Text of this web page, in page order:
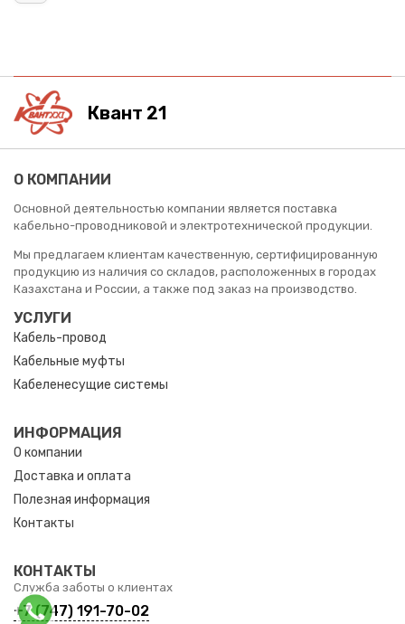
Квант 21
О КОМПАНИИ
Основной деятельностью компании является поставка
кабельно-проводниковой и электротехнической продукции.
Мы предлагаем клиентам качественную, сертифицированную
продукцию из наличия со складов, расположенных в городах
Казахстана и России, а также под заказ на производство.
УСЛУГИ
Кабель-провод
Кабельные муфты
Кабеленесущие системы
ИНФОРМАЦИЯ
О компании
Доставка и оплата
Полезная информация
Контакты
КОНТАКТЫ
Служба заботы о клиентах
+7 (747) 191-70-02